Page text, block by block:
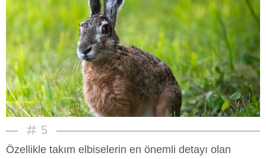
5
Özellikle takım elbiselerin en önemli detayı olan